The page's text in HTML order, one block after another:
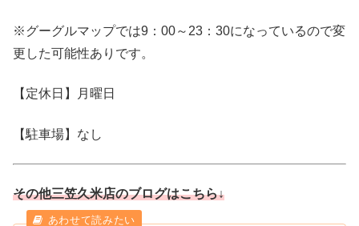
※グーグルマップでは9：00～23：30になっているので変
更した可能性ありです。
【定休日】月曜日
【駐車場】なし
その他三笠久米店のブログはこちら↓